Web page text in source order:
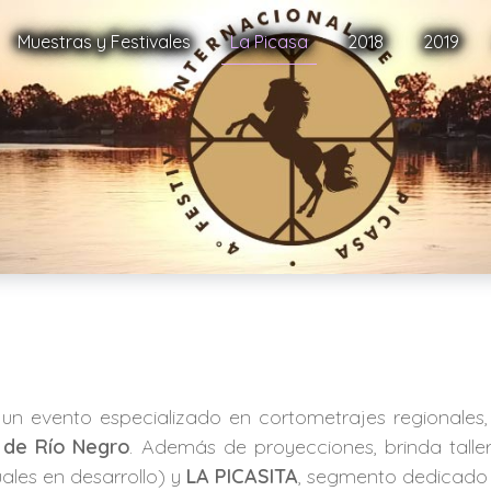
Muestras y Festivales La Picasa 2018 2019
evento especializado en cortometrajes
Río Negro. Además de proyecciones, brinda
en desarrollo) y LA PICASITA, segmento